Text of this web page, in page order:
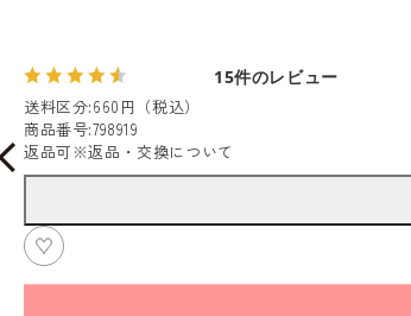
15件のレビュー
送料区分:660円（税込）
商品番号:798919
返品可 ※返品・交換について